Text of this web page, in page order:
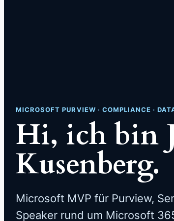
MICROSOFT PURVIEW · COMPLIANCE ·
Hi, ich bin
Kusenberg.
Microsoft MVP für Purview,
Speaker rund um Microsoft